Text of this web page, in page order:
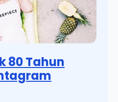
80 Tahun